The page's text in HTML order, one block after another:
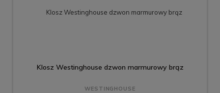
Klosz Westinghouse dzwon marmurowy brąz
WESTINGHOUSE